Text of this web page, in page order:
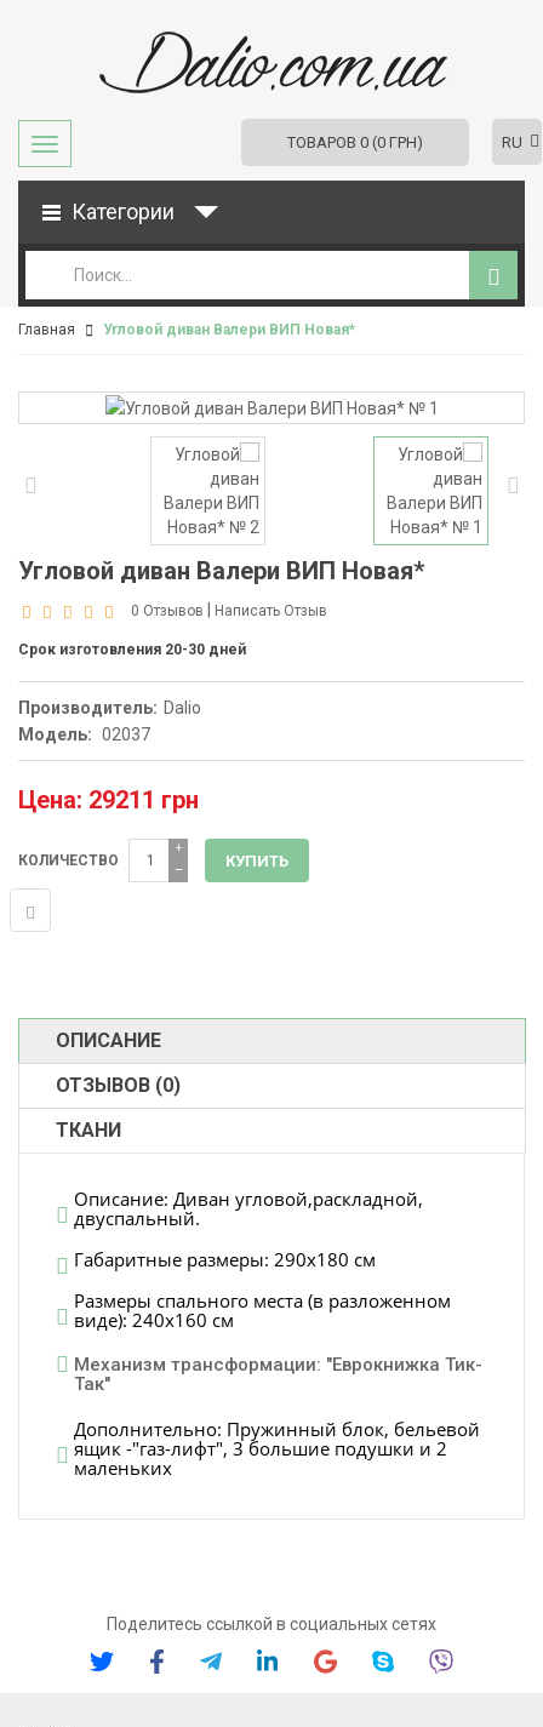
ТОВАРОВ 0 (0 ГРН) RU
Категории
Главная Угловой диван Валери ВИП Новая*
Угловой диван Валери ВИП Новая*
0 Отзывов Написать Отзыв
Срок изготовления 20-30 дней
Производитель: Dalio
Модель: 02037
Цена: 29211 грн
КОЛИЧЕСТВО −
+
ОПИСАНИЕ
ОТЗЫВОВ (0)
ТКАНИ
Описание: Диван угловой,раскладной,
двуспальный.
Габаритные размеры: 290х180 см
Размеры спального места (в разложенном
виде): 240х160 см
Механизм трансформации: "Еврокнижка Тик-
Так"
Дополнительно: Пружинный блок, бельевой
ящик -"газ-лифт", 3 большие подушки и 2
маленьких
Поделитесь ссылкой в социальных сетях